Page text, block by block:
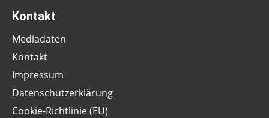
Kontakt
Mediadaten
Kontakt
Impressum
Datenschutzerklärung
Cookie-Richtlinie (EU)